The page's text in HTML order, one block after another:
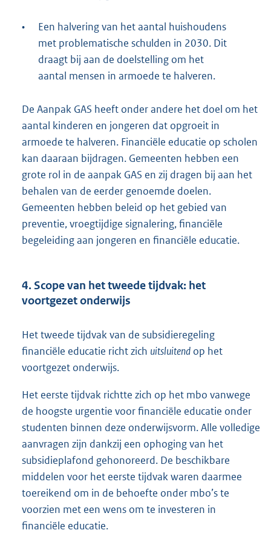
•
Een halvering van het aantal huishoudens
met problematische schulden in 2030. Dit
draagt bij aan de doelstelling om het
aantal mensen in armoede te halveren.
De Aanpak GAS heeft onder andere het doel om het
aantal kinderen en jongeren dat opgroeit in
armoede te halveren. Financiële educatie op scholen
kan daaraan bijdragen. Gemeenten hebben een
grote rol in de aanpak GAS en zij dragen bij aan het
behalen van de eerder genoemde doelen.
Gemeenten hebben beleid op het gebied van
preventie, vroegtijdige signalering, financiële
begeleiding aan jongeren en financiële educatie.
4. Scope van het tweede tijdvak: het
voortgezet onderwijs
Het tweede tijdvak van de subsidieregeling
financiële educatie richt zich uitsluitend op het
voortgezet onderwijs.
Het eerste tijdvak richtte zich op het mbo vanwege
de hoogste urgentie voor financiële educatie onder
studenten binnen deze onderwijsvorm. Alle volledige
aanvragen zijn dankzij een ophoging van het
subsidieplafond gehonoreerd. De beschikbare
middelen voor het eerste tijdvak waren daarmee
toereikend om in de behoefte onder mbo’s te
voorzien met een wens om te investeren in
financiële educatie.